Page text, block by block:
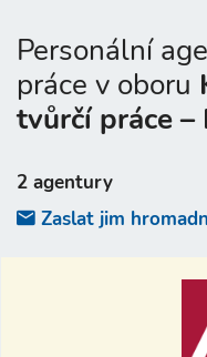
Personální
práce v oboru
tvůrčí práce –
2 agentury
Zaslat jim